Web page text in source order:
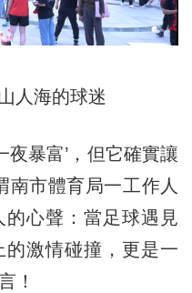
人海的球迷
暴富’，但它確實讓
南市體育局一工作人
的心聲：當足球遇見
激情碰撞，更是一
！